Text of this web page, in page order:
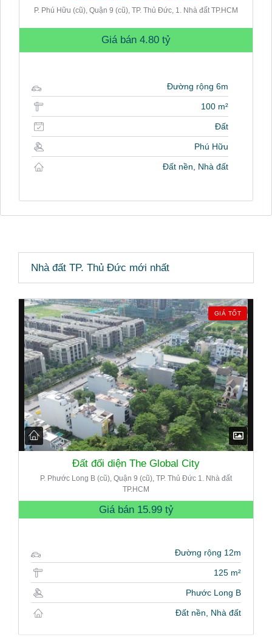
P. Phú Hữu (cũ), Quận 9 (cũ), TP. Thủ Đức, 1. Nhà đất TP.HCM
Giá bán 4.80 tỷ
Đường rộng 6m
100 m²
Đất
Phú Hữu
Đất nền, Nhà đất
Nhà đất TP. Thủ Đức mới nhất
GIÁ TỐT
Đất đối diện The Global City
P. Phước Long B (cũ), Quận 9 (cũ), TP. Thủ Đức 1. Nhà đất
TP.HCM
Giá bán 15.99 tỷ
Đường rộng 12m
125 m²
Phước Long B
Đất nền, Nhà đất